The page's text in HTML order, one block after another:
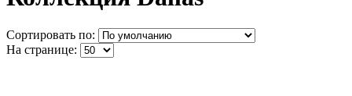
Сортировать по:
На странице: